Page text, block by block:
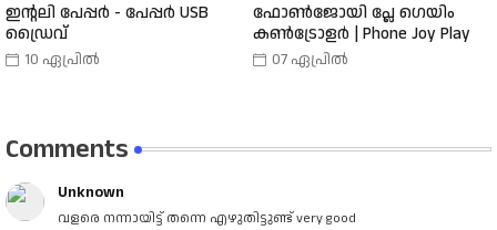
ഇന്റലി പേപ്പർ - പേപ്പർ USB
ഡ്രൈവ്
10 ഏപ്രിൽ
ഫോൺജോയി പ്ലേ ഗെയിം
കൺട്രോളർ | Phone Joy Play
07 ഏപ്രിൽ
Comments
Unknown
വളരെ നന്നായിട്ട് തന്നെ എഴുതിട്ടുണ്ട് very good